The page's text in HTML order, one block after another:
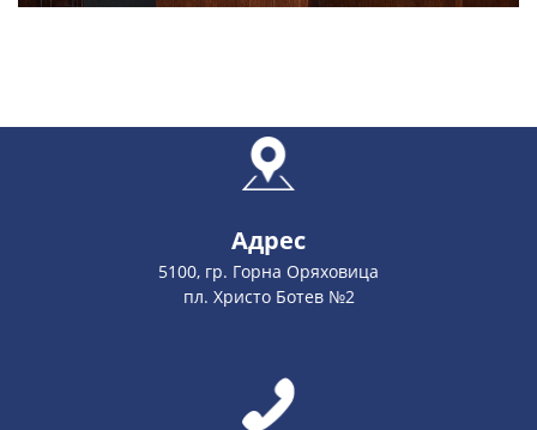
Адрес
5100, гр. Горна Оряховица
пл. Христо Ботев №2